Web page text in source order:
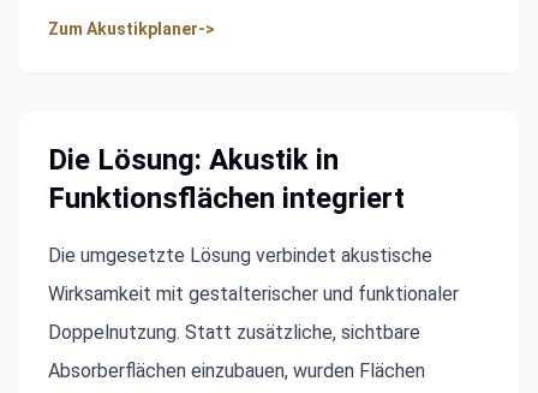
Zum Akustikplaner->
Die Lösung: Akustik in
Funktionsflächen integriert
Die umgesetzte Lösung verbindet akustische
Wirksamkeit mit gestalterischer und funktionaler
Doppelnutzung. Statt zusätzliche, sichtbare
Absorberflächen einzubauen, wurden Flächen